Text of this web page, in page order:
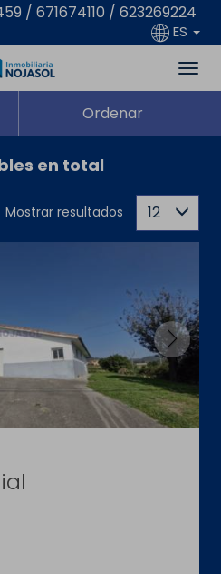
/ 671674110 / 623269224
ES
Ordenar
en total
Mostrar resultados 12